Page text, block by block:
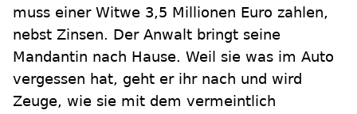
muss einer Witwe 3,5 Millionen Euro zahlen,
nebst Zinsen. Der Anwalt bringt seine
Mandantin nach Hause. Weil sie was im Auto
vergessen hat, geht er ihr nach und wird
Zeuge, wie sie mit dem vermeintlich